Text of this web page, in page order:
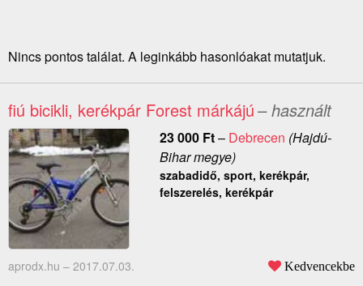
Nincs pontos találat. A leginkább hasonlóakat mutatjuk.
fiú bicikli, kerékpár Forest márkájú– használt
23 000 Ft– Debrecen (Hajdú-
Bihar megye)
szabadidő, sport, kerékpár,
felszerelés, kerékpár
aprodx.hu – 2017.07.03. Kedvencekbe